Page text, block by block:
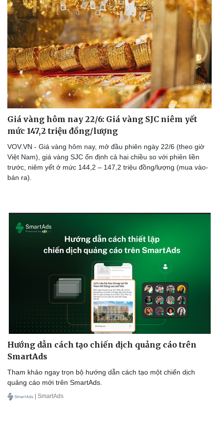
Cây thuốc
Sản phụ khoa
Nhi khoa
Nam khoa
Làm đẹp - giảm cân
Phòng mạch online
Ăn sạch sống khỏe
Blog
Tình yêu - Gia đình
Giá vàng hôm nay 22/6: Giá vàng SJC niêm yết
mức 147,2 triệu đồng/lượng
VOV.VN - Giá vàng hôm nay, mở đầu phiên ngày 22/6 (theo giờ
Việt Nam), giá vàng SJC ổn định cả hai chiều so với phiên liền
trước, niêm yết ở mức 144,2 – 147,2 triệu đồng/lượng (mua vào-
bán ra).
Hướng dẫn cách tạo chiến dịch quảng cáo trên
SmartAds
Tham khảo ngay trọn bộ hướng dẫn cách tạo một chiến dịch
quảng cáo mới trên SmartAds.
| SmartAds